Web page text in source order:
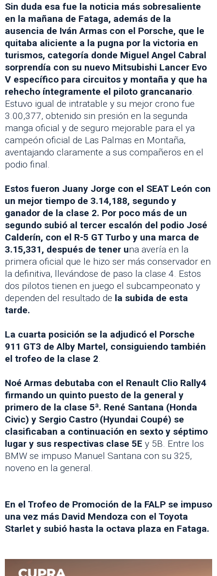
Sin duda esa fue la noticia más sobresaliente
en la mañana de Fataga, además de la
ausencia de Iván Armas con el Porsche, que le
quitaba aliciente a la pugna por la victoria en
turismos, categoría donde Miguel Angel Cabral
sorprendía con su nuevo Mitsubishi Lancer Evo
V específico para circuitos y montaña y que ha
rehecho íntegramente el piloto grancanario.
Estuvo igual de intratable y su mejor crono fue
3.00,377, obtenido sin presión en la segunda
manga oficial y de seguro mejorable para el ya
campeón oficial de Las Palmas en Montaña,
aventajando claramente a sus compañeros en el
podio final.
Estos fueron Juany Jorge con el SEAT León con
un mejor tiempo de 3.14,188, segundo y
ganador de la clase 2. Por poco más de un
segundo subió al tercer escalón del podio José
Calderín, con el R-5 GT Turbo y una marca de
3.15,331, después de tener una avería en la
primera oficial que le hizo ser más conservador en
la definitiva, llevándose de paso la clase 4. Estos
dos pilotos tienen en juego el subcampeonato y
dependen del resultado de la subida de esta
tarde.
La cuarta posición se la adjudicó el Porsche
911 GT3 de Alby Martel, consiguiendo también
el trofeo de la clase 2.
Noé Armas debutaba con el Renault Clio Rally4
firmando un quinto puesto de la general y
primero de la clase 5ª. René Santana (Honda
Civic) y Sergio Castro (Hyundai Coupé) se
clasificaban a continuación en sexto y séptimo
lugar y sus respectivas clase 5E y 5B. Entre los
BMW se impuso Manuel Santana con su 325,
noveno en la general.
En el Trofeo de Promoción de la FALP se impuso
una vez más David Mendoza con el Toyota
Starlet y subió hasta la octava plaza en Fataga.